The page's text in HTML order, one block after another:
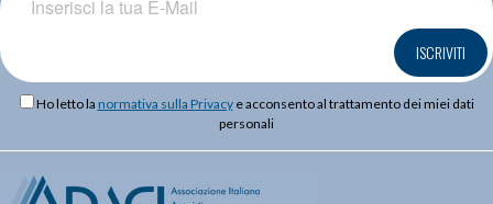
ISCRIVITI
Ho letto la normativa sulla Privacye acconsento al trattamento dei miei dati
personali